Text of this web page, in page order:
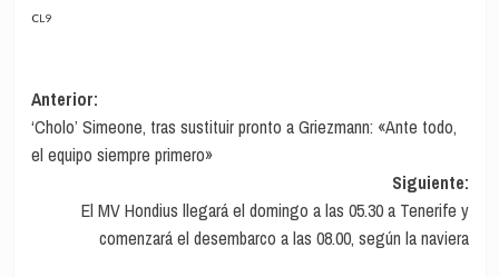
CL9
Navegación
de
entradas
Anterior:
‘Cholo’ Simeone, tras sustituir pronto a Griezmann: «Ante todo,
el equipo siempre primero»
Siguiente:
El MV Hondius llegará el domingo a las 05.30 a Tenerife y
comenzará el desembarco a las 08.00, según la naviera